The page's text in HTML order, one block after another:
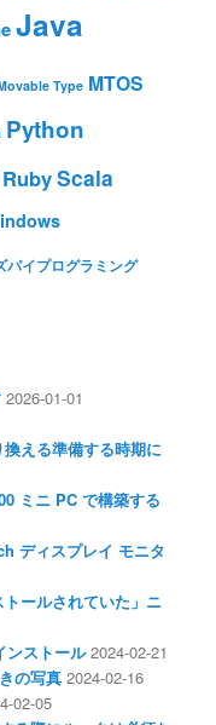
Java
Type MTOS
Python
RubyScala
パイプログラミング
2026-01-01
える準備する時期に
ミニ PC で構築する
ディスプレイ モニタ
トールされていた」ニ
ンストール 2024-02-21
の写真 2024-02-16
02-05